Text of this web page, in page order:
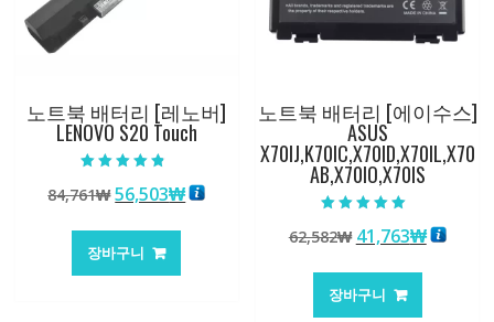
노트북 배터리 [레노버]
LENOVO S20 Touch
4.50
로 평가됨
84,761₩원
가
격:
56,503₩현
장바구니
노트북 배터리 [에이수스]
ASUS
X70IJ,K70IC,X70ID,X70IL,X70
AB,X70IO,X70IS
5.00
로 평가됨
62,582₩ 원
가
격:
41,763₩현
장바구니